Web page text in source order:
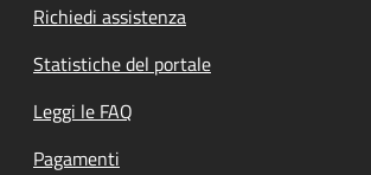
Richiedi assistenza
Statistiche del portale
Leggi le FAQ
Pagamenti